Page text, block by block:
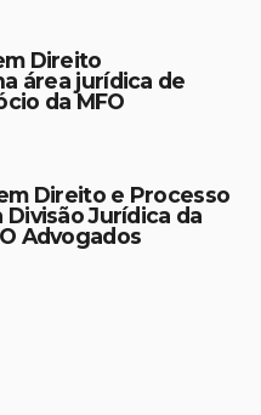
Direito
área jurídica de
da MFO
Direito e Processo
Jurídica da
Advogados